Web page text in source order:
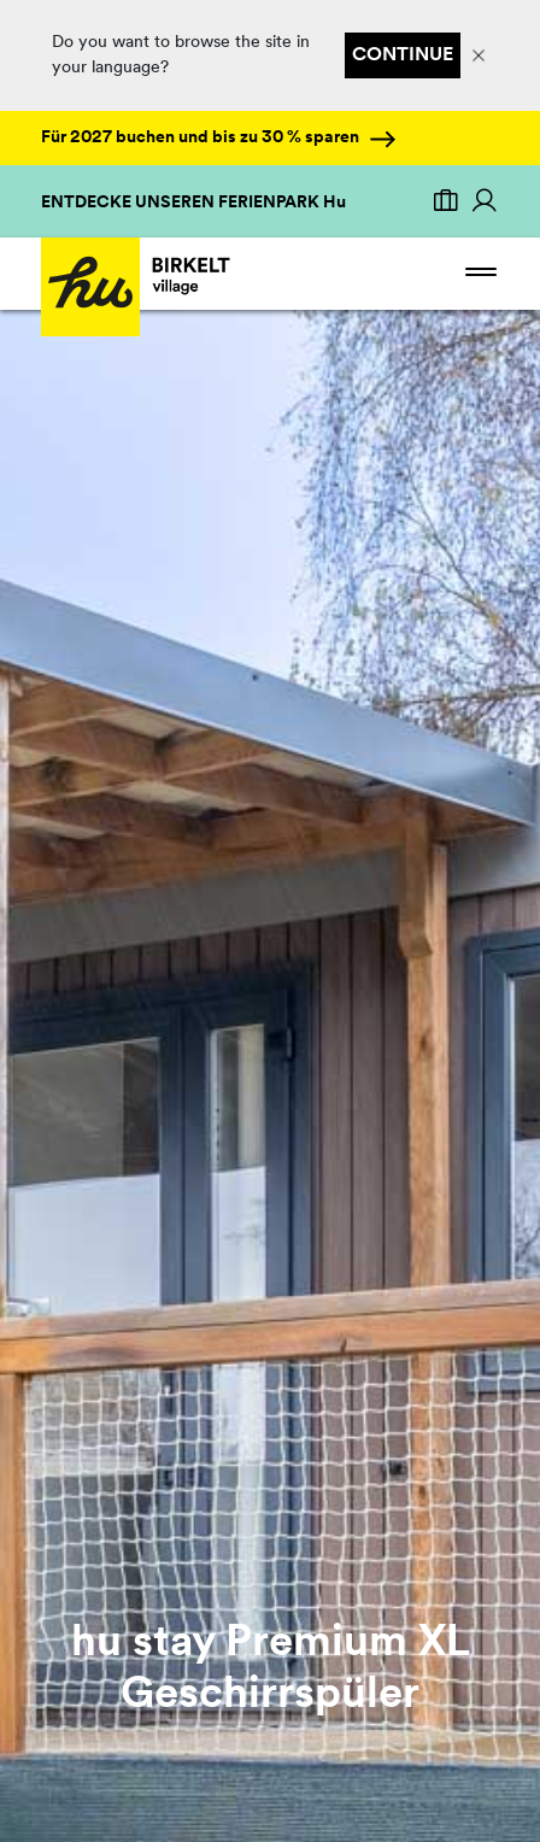
Do you want to browse the site in
your language?
CONTINUE
Für 2027 buchen und bis zu 30 % sparen
ENTDECKE UNSEREN FERIENPARK Hu
hu stay Premium XL
Geschirrspüler